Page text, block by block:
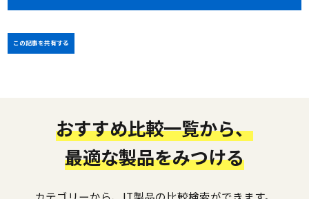
この記事を共有する
おすすめ比較一覧から、
最適な製品をみつける